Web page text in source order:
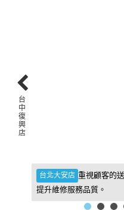
台北大安店 重視顧客的
提升維修服務品質。
台
中
復
興
店